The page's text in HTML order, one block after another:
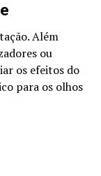
Além
ou
os efeitos do
para os olhos